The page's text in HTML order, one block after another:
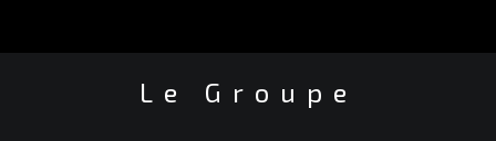
Le Groupe